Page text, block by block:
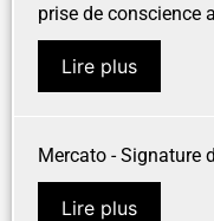
prise de conscience
Lire plus
Mercato - Signature
Lire plus